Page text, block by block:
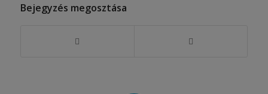
Bejegyzés megosztása